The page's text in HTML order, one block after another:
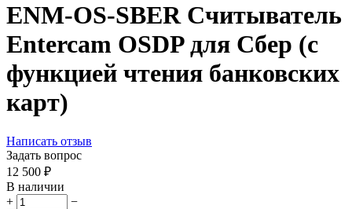
ENM-OS-SBER Считыватель
Entercam OSDP для Сбер (с
функцией чтения банковских
карт)
Написать отзыв
Задать вопрос
12 500 ₽
В наличии
+
−